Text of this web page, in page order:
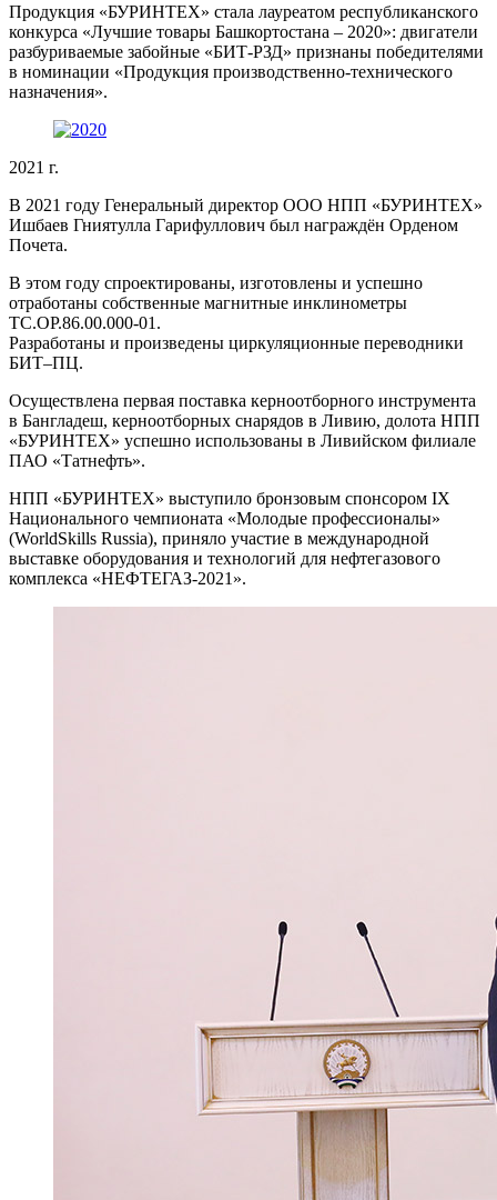
Продукция «БУРИНТЕХ» стала лауреатом республиканского
конкурса «Лучшие товары Башкортостана – 2020»: двигатели
разбуриваемые забойные «БИТ-РЗД» признаны победителями
в номинации «Продукция производственно-технического
назначения».
2021 г.
В 2021 году Генеральный директор ООО НПП «БУРИНТЕХ»
Ишбаев Гниятулла Гарифуллович был награждён Орденом
Почета.
В этом году спроектированы, изготовлены и успешно
отработаны собственные магнитные инклинометры
ТС.ОР.86.00.000-01.
Разработаны и произведены циркуляционные переводники
БИТ–ПЦ.
Осуществлена первая поставка керноотборного инструмента
в Бангладеш, керноотборных снарядов в Ливию, долота НПП
«БУРИНТЕХ» успешно использованы в Ливийском филиале
ПАО «Татнефть».
НПП «БУРИНТЕХ» выступило бронзовым спонсором IX
Национального чемпионата «Молодые профессионалы»
(WorldSkills Russia), приняло участие в международной
выставке оборудования и технологий для нефтегазового
комплекса «НЕФТЕГАЗ-2021».